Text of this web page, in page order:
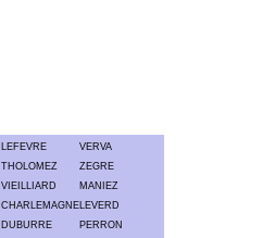
LEFEVRE
VERVA
THOLOMEZ
ZEGRE
VIEILLIARD
MANIEZ
CHARLEMAGNELEVERD
DUBURRE
PERRON